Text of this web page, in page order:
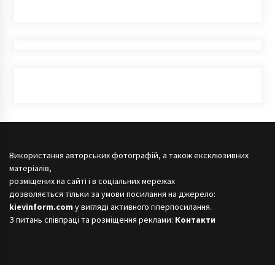
Використання авторських фотографій, а також ексклюзивних
матеріалів,
розміщених на сайті і в соціальних мережах
дозволяється тільки за умови посилання на джерело:
kievinform.com у вигляді активного гіперпосилання.
З питань співпраці та розміщення реклами: Контакти